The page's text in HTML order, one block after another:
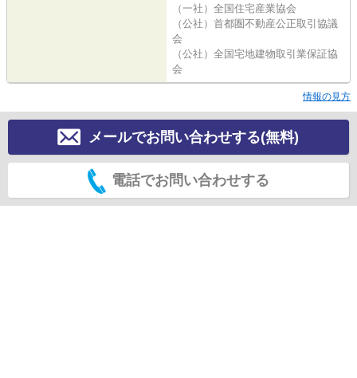
（一社）全国住宅産業協会
（公社）首都圏不動産公正取引協議
会
（公社）全国宅地建物取引業保証協
会
情報の見方
メールでお問い合わせする(無料)
電話でお問い合わせする